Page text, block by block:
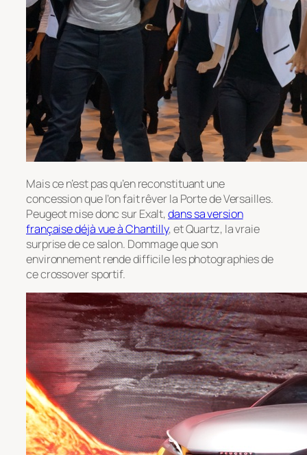
Mais ce n’est pas qu’en reconstituant une
concession que l’on fait rêver la Porte de Versailles.
Peugeot mise donc sur Exalt,dans sa version
française déjà vue à Chantilly, et Quartz, la vraie
surprise de ce salon. Dommage que son
environnement rende difficile les photographies de
ce crossover sportif.